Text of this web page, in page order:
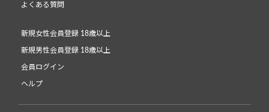
よくある質問
新規女性会員登録 18歳以上
新規男性会員登録 18歳以上
会員ログイン
ヘルプ